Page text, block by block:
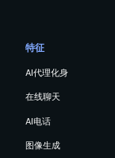
特征
AI代理化身
在线聊天
AI电话
图像生成